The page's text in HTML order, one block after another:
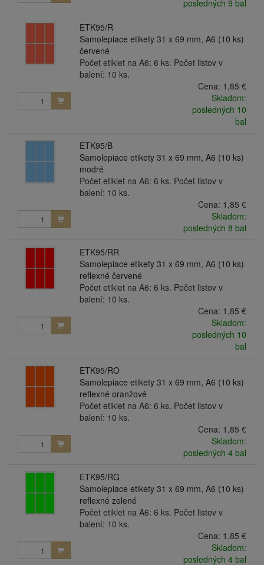
posledných 9 bal
ETK95/R
Samolepiace etikety 31 x 69 mm, A6 (10 ks)
červené
Počet etikiet na A6: 6 ks. Počet listov v
balení: 10 ks.
Cena: 1,85 €
Skladom:
posledných 10
bal
ETK95/B
Samolepiace etikety 31 x 69 mm, A6 (10 ks)
modré
Počet etikiet na A6: 6 ks. Počet listov v
balení: 10 ks.
Cena: 1,85 €
Skladom:
posledných 8 bal
ETK95/RR
Samolepiace etikety 31 x 69 mm, A6 (10 ks)
reflexné červené
Počet etikiet na A6: 6 ks. Počet listov v
balení: 10 ks.
Cena: 1,85 €
Skladom:
posledných 10
bal
ETK95/RO
Samolepiace etikety 31 x 69 mm, A6 (10 ks)
reflexné oranžové
Počet etikiet na A6: 6 ks. Počet listov v
balení: 10 ks.
Cena: 1,85 €
Skladom:
posledných 4 bal
ETK95/RG
Samolepiace etikety 31 x 69 mm, A6 (10 ks)
reflexné zelené
Počet etikiet na A6: 6 ks. Počet listov v
balení: 10 ks.
Cena: 1,85 €
Skladom:
posledných 4 bal